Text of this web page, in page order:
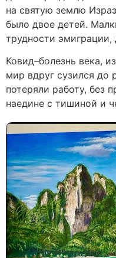
на святую землю
было двое детей.
трудности
Ковид–болезнь века,
мир вдруг сузился до
потеряли работу, без
наедине с тишиной и